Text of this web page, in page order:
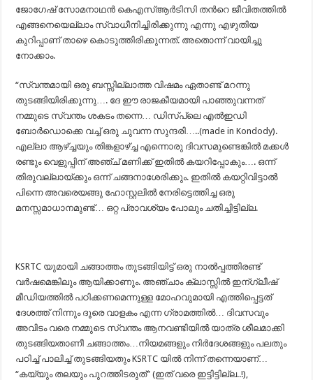
ജോഗേഷ് സോമനാഥന്‍ കെഎസ്ആര്‍ടിസി തന്‍റെ ജീവിതത്തില്‍
എങ്ങനെയെല്ലാം സ്വാധീനിച്ചിരിക്കുന്നു എന്നു എഴുതിയ
കുറിപ്പാണ് താഴെ കൊടുത്തിരിക്കുന്നത്. അതൊന്ന് വായിച്ചു
നോക്കാം.
“സ്വന്തമായി ഒരു ബസ്സില്ലാത്ത വിഷമം ഏതാണ്ട് മറന്നു
തുടങ്ങിയിരിക്കുന്നു…. ദേ ഈ രാജകീയമായി പാഞ്ഞുവന്നത്
നമ്മുടെ സ്വന്തം ശകടം തന്നെ… ഡിസ്‌പ്ലെ എൽഇഡി
ബോർഡൊക്കെ വച്ച് ഒരു ചുവന്ന സുന്ദരി…..(made in Kondody).
എല്ലാ ആഴ്ച്ചയും തിങ്കളാഴ്ച്ച എന്നൊരു ദിവസമുണ്ടെങ്കിൽ മക്കൾ
രണ്ടും വെളുപ്പിന് അഞ്ച് മണിക്ക് ഇതിൽ കയറിപ്പോകും…. ഒന്ന്
തിരുവല്ലായ്ക്കും ഒന്ന് ചങ്ങനാശേരിക്കും. ഇതിൽ കയറ്റിവിട്ടാൽ
പിന്നെ അവരെയങ്ങു ഹോസ്റ്റലിൽ നേരിട്ടെത്തിച്ച ഒരു
മനസ്സമാധാനമുണ്ട്… ഒറ്റ പ്രാവശ്യം പോലും ചതിച്ചിട്ടില്ല.
KSRTC യുമായി ചങ്ങാത്തം തുടങ്ങിയിട്ട് ഒരു നാൽപ്പത്തിരണ്ട്‌
വർഷമെങ്കിലും ആയിക്കാണും. അഞ്ചാം ക്ലാസ്സിൽ ഇന്ഗ്ലീഷ്
മീഡിയത്തിൽ പഠിക്കണമെന്നുള്ള മോഹവുമായി എത്തിപ്പെട്ടത്
ദേശത്ത് നിന്നും ദൂരെ വാളകം എന്ന ഗ്രാമത്തിൽ… ദിവസവും
അവിടം വരെ നമ്മുടെ സ്വന്തം ആനവണ്ടിയിൽ യാത്ര ശീലമാക്കി
തുടങ്ങിയതാണീ ചങ്ങാത്തം…നിയമങ്ങളും നിർദേശങ്ങളും പലതും
പഠിച്ച് പാലിച്ച് തുടങ്ങിയതും KSRTC യിൽ നിന്ന് തന്നെയാണ്…
“കയ്യും തലയും പുറത്തിടരുത്” (ഇത് വരെ ഇട്ടിട്ടില്ല..!),